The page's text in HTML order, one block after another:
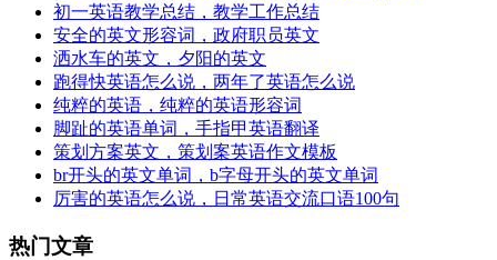
初一英语教学总结，教学工作总结
安全的英文形容词，政府职员英文
洒水车的英文，夕阳的英文
跑得快英语怎么说，两年了英语怎么说
纯粹的英语，纯粹的英语形容词
脚趾的英语单词，手指甲英语翻译
策划方案英文，策划案英语作文模板
br开头的英文单词，b字母开头的英文单词
厉害的英语怎么说，日常英语交流口语100句
热门文章